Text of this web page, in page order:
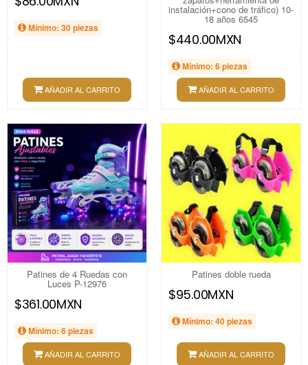
Mínimo: 30 piezas
AÑADIR AL CARRITO
instalación+cono de tráfico) 10-
18 años 6545
$440.00MXN
Mínimo: 6 piezas
AÑADIR AL CARRITO
Patines de 4 Ruedas con
Luces P-12976
$361.00MXN
Mínimo: 6 piezas
AÑADIR AL CARRITO
Patines doble rueda
$95.00MXN
Mínimo: 40 piezas
AÑADIR AL CARRITO